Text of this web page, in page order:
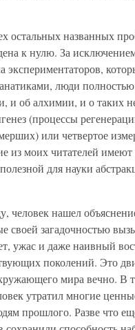
остальных названных
к нулю. За
экспериментаторов,
люди
и об алхимии, и о таких
(процессы
или четвертое
из моих читателей имеют
для науки
человек нашел
своей загадочностью
ужас и даже наивный
поколений. Это
мира вечно. В
утратил многие
прошлого. Разве что